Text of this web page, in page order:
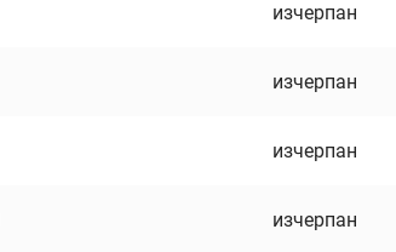
изчерпан
изчерпан
изчерпан
изчерпан